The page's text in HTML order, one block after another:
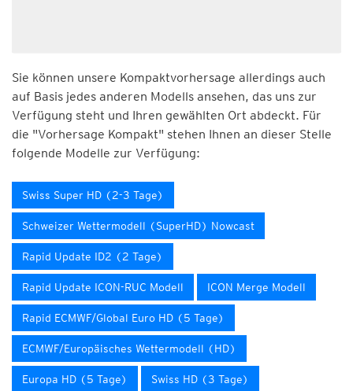
Sie können unsere Kompaktvorhersage allerdings auch
auf Basis jedes anderen Modells ansehen, das uns zur
Verfügung steht und Ihren gewählten Ort abdeckt. Für
die "Vorhersage Kompakt" stehen Ihnen an dieser Stelle
folgende Modelle zur Verfügung:
Swiss Super HD (2-3 Tage)
Schweizer Wettermodell (SuperHD) Nowcast
Rapid Update ID2 (2 Tage)
Rapid Update ICON-RUC Modell ICON Merge Modell
Rapid ECMWF/Global Euro HD (5 Tage)
ECMWF/Europäisches Wettermodell (HD)
Europa HD (5 Tage) Swiss HD (3 Tage)